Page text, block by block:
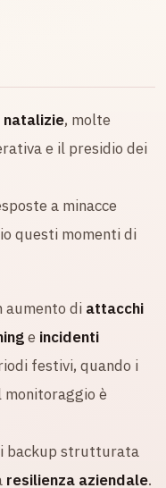
, molte
e il presidio dei
a minacce
questi momenti di
aumento di attacchi
e incidenti
festivi, quando i
monitoraggio è
backup strutturata
resilienza aziendale.